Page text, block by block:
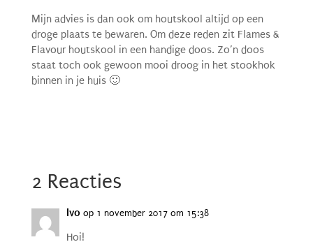
Mijn advies is dan ook om houtskool altijd op een
droge plaats te bewaren. Om deze reden zit Flames &
Flavour houtskool in een handige doos. Zo’n doos
staat toch ook gewoon mooi droog in het stookhok
binnen in je huis 🙂
2 Reacties
Ivo op 1 november 2017 om 15:38
Hoi!